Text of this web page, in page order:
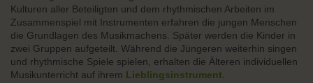
Kulturen aller Beteiligten und dem rhythmischen Arbeiten im
Zusammenspiel mit Instrumenten erfahren die jungen Menschen
die Grundlagen des Musikmachens. Später werden die Kinder in
zwei Gruppen aufgeteilt. Während die Jüngeren weiterhin singen
und rhythmische Spiele spielen, erhalten die Älteren individuellen
Musikunterricht auf ihrem Lieblingsinstrument.